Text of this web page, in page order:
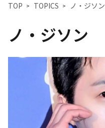
TOP TOPICS ノ・ジソン
ノ・ジソン